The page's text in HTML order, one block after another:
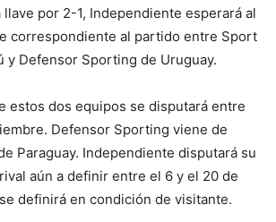
llave por 2-1, Independiente esperará al
correspondiente al partido entre Sport
y Defensor Sporting de Uruguay.
estos dos equipos se disputará entre
Defensor Sporting viene de
Paraguay. Independiente disputará su
aún a definir entre el 6 y el 20 de
definirá en condición de visitante.